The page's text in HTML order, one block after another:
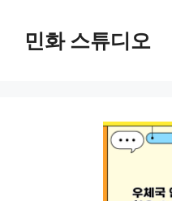
민화 스튜디오